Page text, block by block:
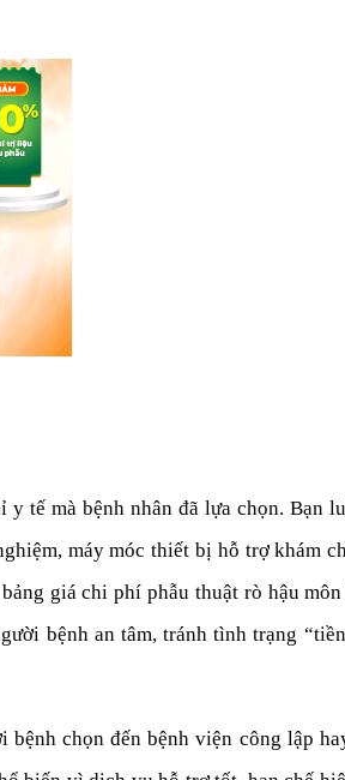
tế mà bệnh nhân đã lựa chọn. Bạn
máy móc thiết bị hỗ trợ khám
giá chi phí phẫu thuật rò hậu môn
bệnh an tâm, tránh tình trạng
chọn đến bệnh viện công lập